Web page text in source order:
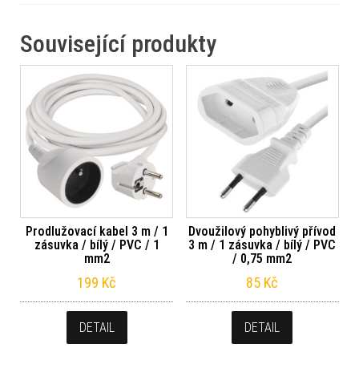
Související produkty
Prodlužovací kabel 3 m / 1
zásuvka / bílý / PVC / 1
mm2
199 Kč
DETAIL
Dvoužilový pohyblivý přívod
3 m / 1 zásuvka / bílý / PVC
/ 0,75 mm2
85 Kč
DETAIL